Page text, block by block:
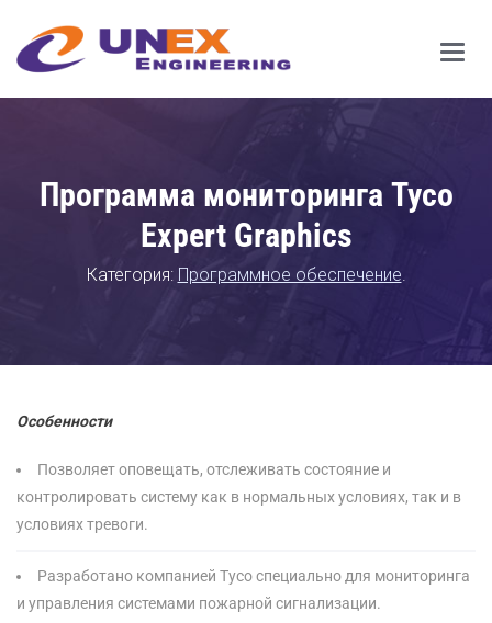
Main
Программа мониторинга Tyco
Expert Graphics
Категория: Программное обеспечение
Особенности
Позволяет оповещать, отслеживать состояние и
контролировать систему как в нормальных условиях, так и в
условиях тревоги.
Разработано компанией Tyco специально для мониторинга
и управления системами пожарной сигнализации.